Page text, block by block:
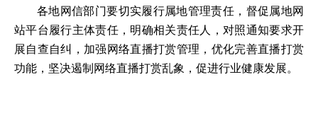
各地网信部门要切实履行属地管理责任，督促属地网
站平台履行主体责任，明确相关责任人，对照通知要求开
展自查自纠，加强网络直播打赏管理，优化完善直播打赏
功能，坚决遏制网络直播打赏乱象，促进行业健康发展。